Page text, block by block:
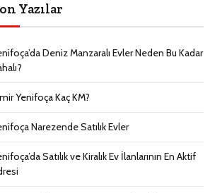
Yazılar
Deniz Manzaralı Evler Neden Bu Kadar
Yenifoça Kaç KM?
Narezende Satılık Evler
Satılık ve Kiralık Ev İlanlarının En Aktif